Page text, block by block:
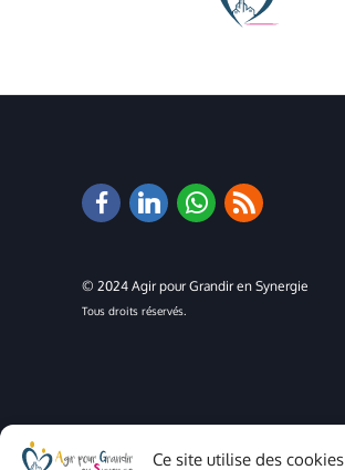
Ce site utilise des cookies
© 2024 Agir pour Grandir en Synergie
Tous droits réservés.